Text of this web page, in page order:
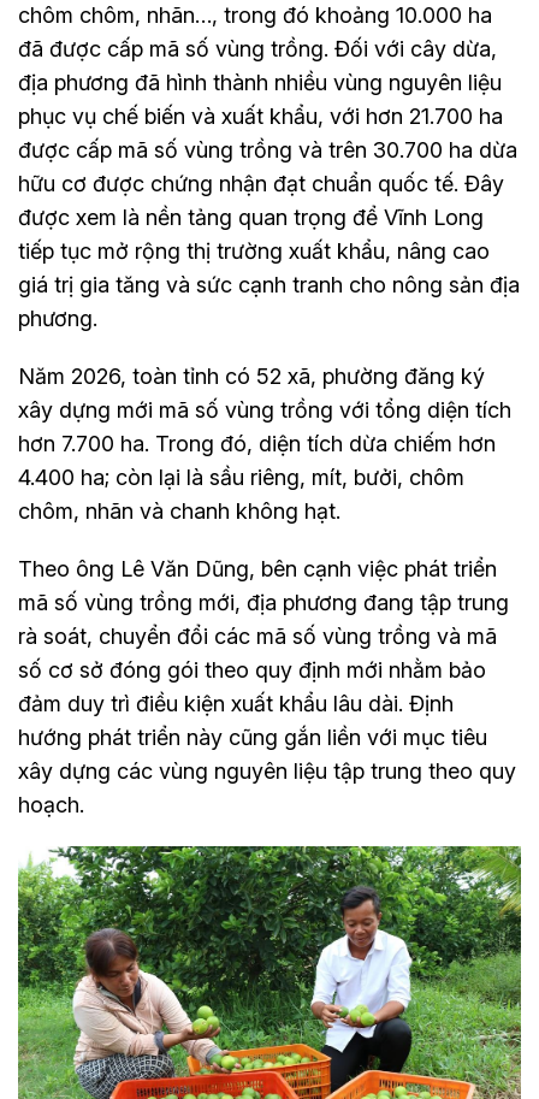
chôm chôm, nhãn…, trong đó khoảng 10.000 ha
đã được cấp mã số vùng trồng. Đối với cây dừa,
địa phương đã hình thành nhiều vùng nguyên liệu
phục vụ chế biến và xuất khẩu, với hơn 21.700 ha
được cấp mã số vùng trồng và trên 30.700 ha dừa
hữu cơ được chứng nhận đạt chuẩn quốc tế. Đây
được xem là nền tảng quan trọng để Vĩnh Long
tiếp tục mở rộng thị trường xuất khẩu, nâng cao
giá trị gia tăng và sức cạnh tranh cho nông sản địa
phương.
Năm 2026, toàn tỉnh có 52 xã, phường đăng ký
xây dựng mới mã số vùng trồng với tổng diện tích
hơn 7.700 ha. Trong đó, diện tích dừa chiếm hơn
4.400 ha; còn lại là sầu riêng, mít, bưởi, chôm
chôm, nhãn và chanh không hạt.
Theo ông Lê Văn Dũng, bên cạnh việc phát triển
mã số vùng trồng mới, địa phương đang tập trung
rà soát, chuyển đổi các mã số vùng trồng và mã
số cơ sở đóng gói theo quy định mới nhằm bảo
đảm duy trì điều kiện xuất khẩu lâu dài. Định
hướng phát triển này cũng gắn liền với mục tiêu
xây dựng các vùng nguyên liệu tập trung theo quy
hoạch.